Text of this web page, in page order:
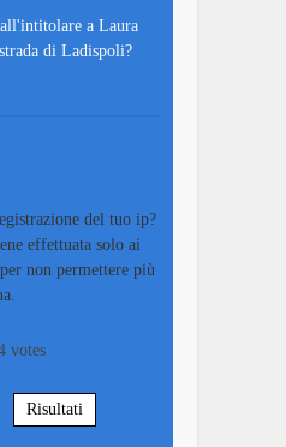
a Laura
di Ladispoli?
del tuo ip?
effettuata solo ai
non permettere più
votes
Risultati